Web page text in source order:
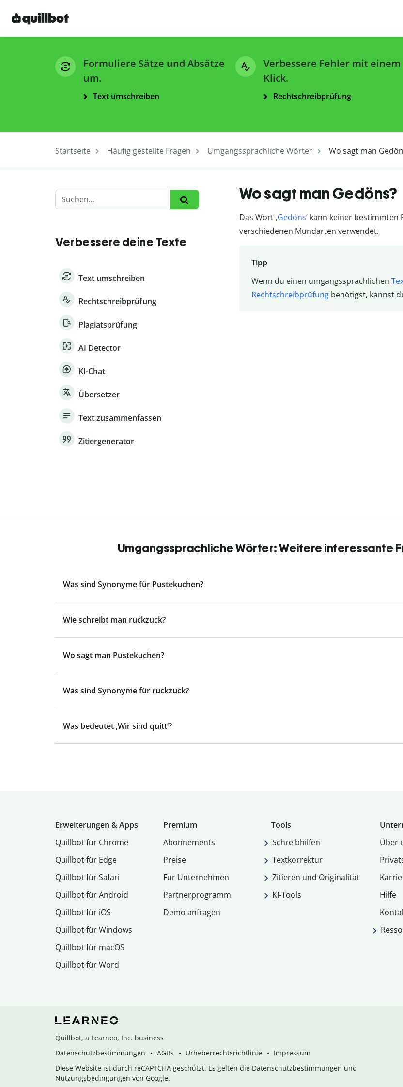
Formuliere Sätze und Absätze
um.
Text umschreiben
Verbessere Fehler mit einem
Klick.
Rechtschreibprüfung
Startseite Häufig gestellte Fragen Umgangssprachliche Wörter Wo sagt man
Verbessere deine Texte
Text umschreiben
Rechtschreibprüfung
Plagiatsprüfung
AI Detector
KI-Chat
Übersetzer
Text zusammenfassen
Zitiergenerator
Wo sagt man Gedöns?
Das Wort ‚Gedöns‘ kann keiner
verschiedenen Mundarten verwendet.
Tipp
Wenn du einen umgangssprachlichen
Rechtschreibprüfungbenötigst, kannst
Umgangssprachliche Wörter: Weitere interessante
Was sind Synonyme für Pustekuchen?
Wie schreibt man ruckzuck?
Wo sagt man Pustekuchen?
Was sind Synonyme für ruckzuck?
Was bedeutet ‚Wir sind quitt‘?
Erweiterungen & Apps
Quillbot für Chrome
Quillbot für Edge
Quillbot für Safari
Quillbot für Android
Quillbot für iOS
Quillbot für Windows
Quillbot für macOS
Quillbot für Word
Premium
Abon­ne­ments
Preise
Für Unternehmen
Partnerprogramm
Demo anfragen
Tools
Schreibhilfen
Textkorrektur
Zitieren und Originalität
KI-Tools
Über
Hilfe
Quillbot, a Learneo, Inc. business
Datenschutzbestimmungen
AGBs Urheberrechtsrichtlinie
Impressum
Diese Website ist durch reCAPTCHA geschützt. Es gelten die Datenschutzbestimmungen und
Nutzungsbedingungen von Google.